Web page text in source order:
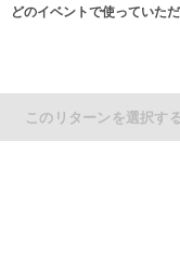
どのイベントで使っていた
このリターンを選択す